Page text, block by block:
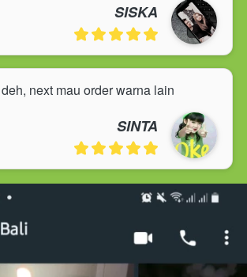
SISKA
next mau order warna lain
SINTA